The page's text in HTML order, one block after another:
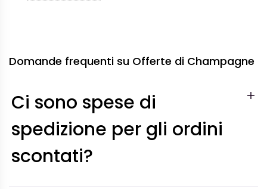
Domande frequenti su Offerte di Champagne
Ci sono spese di
spedizione per gli ordini
scontati?